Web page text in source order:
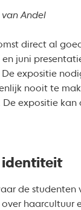
van Andel
direct al
juni
De expositie
nooit te
expositie kan
identiteit
de